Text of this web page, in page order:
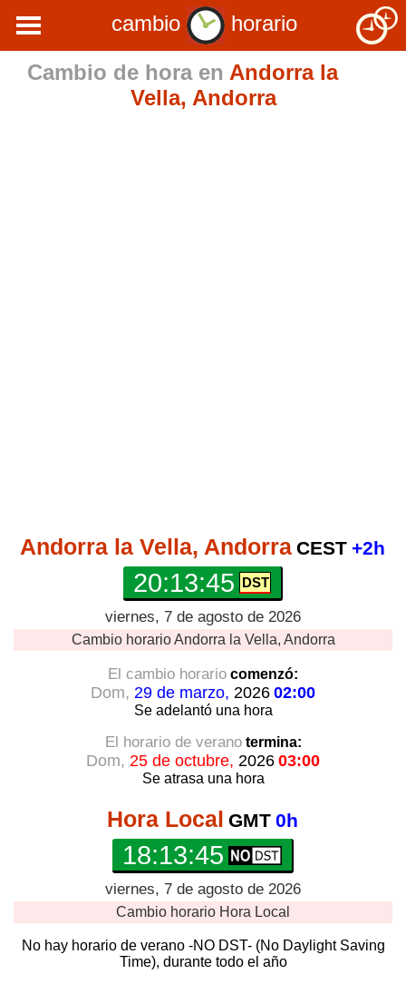
cambio
horario
Cambio de hora en Andorra la
Vella, Andorra
Andorra la Vella, Andorra CEST +2h
20:13:46
viernes, 7 de agosto de 2026
Cambio horarioAndorra la Vella, Andorra
El cambio horario comenzó:
Dom, 29 de marzo, 2026 02:00
Se adelantó una hora
El horario de veranotermina:
Dom, 25 de octubre, 2026 03:00
Se atrasa una hora
Hora Local GMT 0h
18:13:46
viernes, 7 de agosto de 2026
Cambio horario Hora Local
No hay horario de verano -NO DST- (No Daylight Saving
Time), durante todo el año